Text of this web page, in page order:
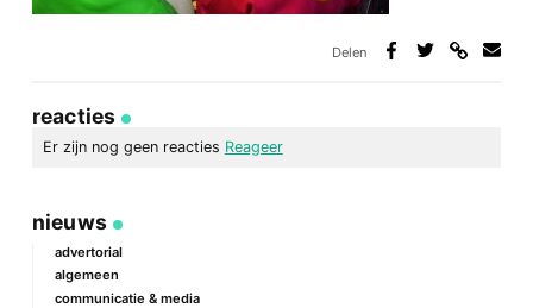
Delen
reacties
Er zijn nog geen reacties Reageer
Je e-mailadres wordt niet gepubliceerd.
gemarkeerd met
*
nieuws
advertorial
algemeen
communicatie & media